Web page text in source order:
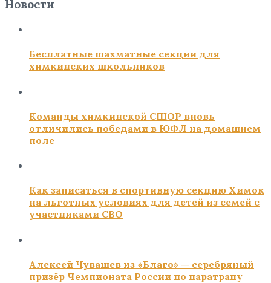
Новости
Бесплатные шахматные секции для
химкинских школьников
Команды химкинской СШОР вновь
отличились победами в ЮФЛ на домашнем
поле
Как записаться в спортивную секцию Химок
на льготных условиях для детей из семей с
участниками СВО
Алексей Чувашев из «Благо» — серебряный
призёр Чемпионата России по паратрапу